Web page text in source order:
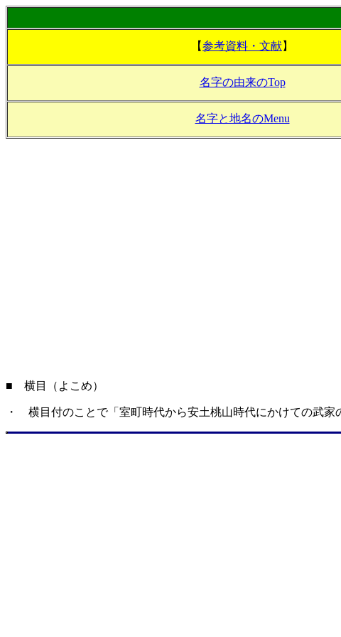
【参考資料・文献】
名字の由来のTop
名字と地名のMenu
■ 横目（よこめ）
・ 横目付のことで「室町時代から安土桃山時代にかけての武家